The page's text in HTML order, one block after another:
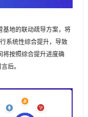
基地的联动疏导方案，将
系统性综合提升，导致
将按照综合提升进度确
后。